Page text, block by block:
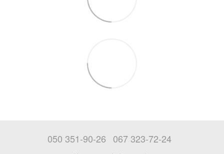
050 351-90-26 067 323-72-24